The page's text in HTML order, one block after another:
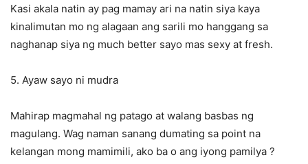
Kasi akala natin ay pag mamay ari na natin siya kaya
kinalimutan mo ng alagaan ang sarili mo hanggang sa
naghanap siya ng much better sayo mas sexy at fresh.
5. Ayaw sayo ni mudra
Mahirap magmahal ng patago at walang basbas ng
magulang. Wag naman sanang dumating sa point na
kelangan mong mamimili, ako ba o ang iyong pamilya ?